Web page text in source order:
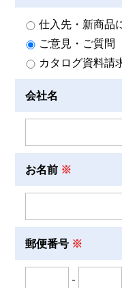
仕入先・新商品
ご意見・ご質問
カタログ資料請
会社名
お名前
郵便番号
-